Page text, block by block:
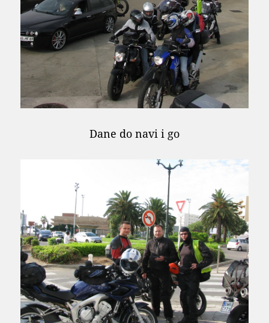
Dane do navi i go